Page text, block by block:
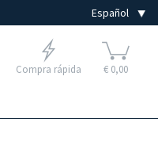
Compra rápida € 0,00